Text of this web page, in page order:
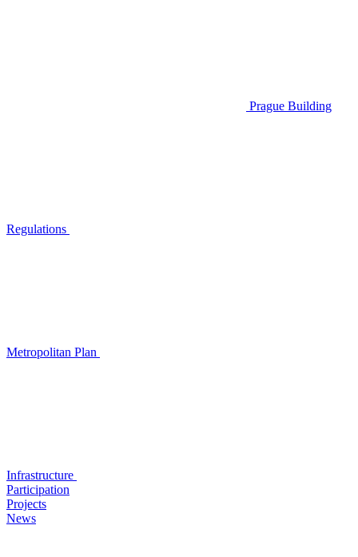
Prague Building
Regulations
Metropolitan Plan
Infrastructure
Participation
Projects
News